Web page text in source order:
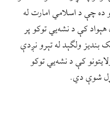
ده چې د اسلامي امارت له
کې د نشه‌يي توکو پر
ولګېد له تېرو نږدې
کې د نشه‌يي توکو
شوې دي.